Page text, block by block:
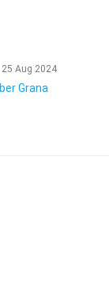
25 Aug 2024
Grana